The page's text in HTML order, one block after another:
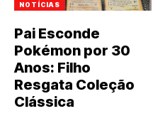
NOTÍCIAS
Pai Esconde
Pokémon por 30
Anos: Filho
Resgata Coleção
Clássica